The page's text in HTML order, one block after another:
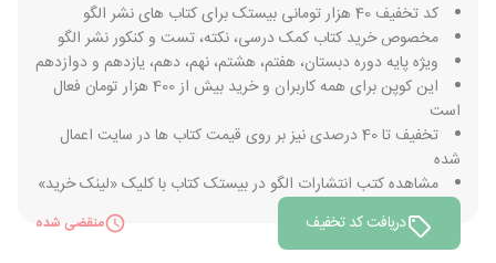
کد تخفیف 40 هزار تومانی بیستک برای کتاب های نشر الگو
مخصوص خرید کتاب کمک درسی، نکته، تست و کنکور نشر الگو
ویژه پایه دوره دبستان، هفتم، هشتم، نهم، دهم، یازدهم و دوازدهم
این کوپن برای همه کاربران و خرید بیش از 400 هزار تومان فعال
است
تخفیف تا 40 درصدی نیز بر روی قیمت کتاب ها در سایت اعمال
شده
مشاهده کتب انتشارات الگو در بیستک کتاب با کلیک «لینک خرید»
دریافت کد تخفیف
منقضی شده